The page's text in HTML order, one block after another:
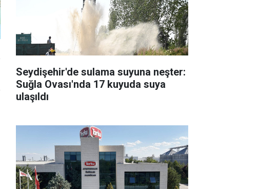
Seydişehir'de sulama suyuna neşter:
Suğla Ovası'nda 17 kuyuda suya
ulaşıldı